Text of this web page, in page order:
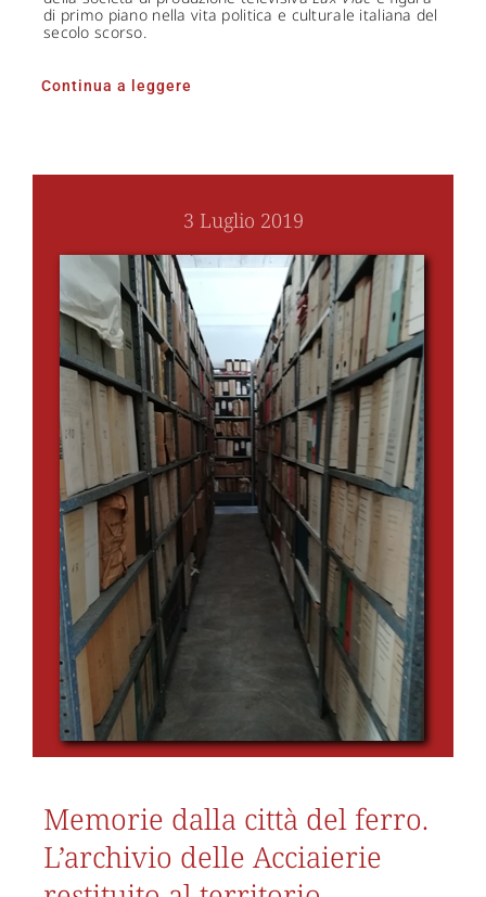
di primo piano nella vita politica e culturale italiana del
secolo scorso.
Continua a leggere
3 Luglio 2019
Memorie dalla città del ferro.
L’archivio delle Acciaierie